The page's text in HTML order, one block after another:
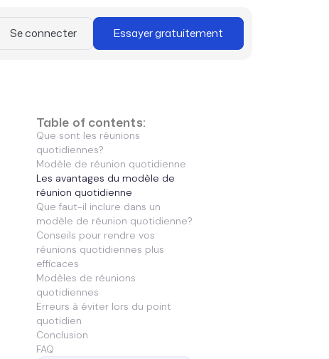
Se connecter Essayer gratuitement
Table of contents:
Que sont les réunions
quotidiennes?
Modèle de réunion quotidienne
Les avantages du modèle de
réunion quotidienne
Que faut-il inclure dans un
modèle de réunion quotidienne?
Conseils pour rendre vos
réunions quotidiennes plus
efficaces
Modèles de réunions
quotidiennes
Erreurs à éviter lors du point
quotidien
Conclusion
FAQ